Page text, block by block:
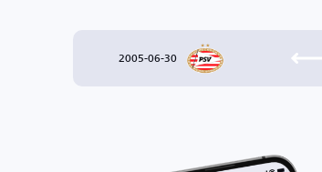
2005-06-30